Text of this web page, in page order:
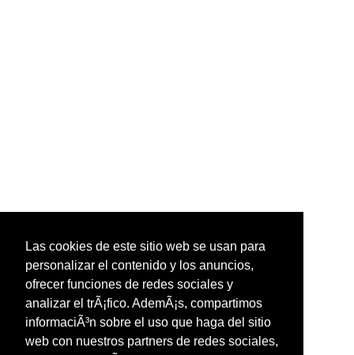
Las cookies de este sitio web se usan para
personalizar el contenido y los anuncios,
ofrecer funciones de redes sociales y
analizar el trÃ¡fico. AdemÃ¡s, compartimos
informaciÃ³n sobre el uso que haga del sitio
web con nuestros partners de redes sociales,